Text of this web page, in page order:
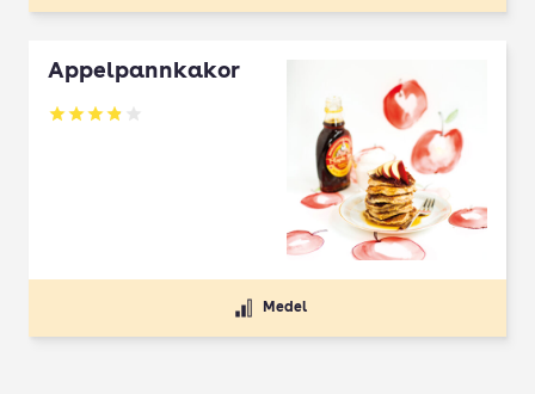
Äppelpannkakor
Betyg: 3.84 av 5
Medel